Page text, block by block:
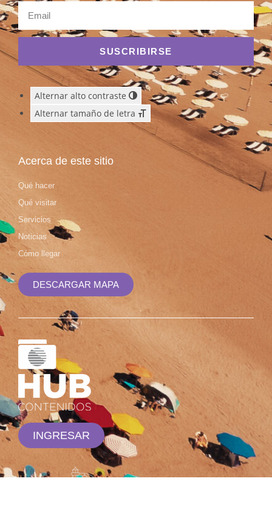
SUSCRIBIRSE
Alternar alto contraste
Alternar tamaño de letra
Acerca de este sitio
Qué hacer
Qué visitar
Servicios
Noticias
Cómo llegar
DESCARGAR MAPA
INGRESAR